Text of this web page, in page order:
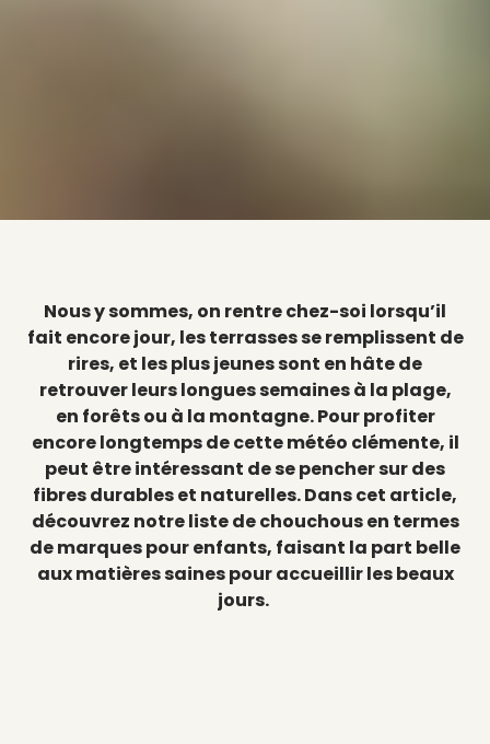
Nous y sommes, on rentre chez-soi lorsqu’il
fait encore jour, les terrasses se remplissent de
rires, et les plus jeunes sont en hâte de
retrouver leurs longues semaines à la plage,
en forêts ou à la montagne. Pour profiter
encore longtemps de cette météo clémente, il
peut être intéressant de se pencher sur des
fibres durables et naturelles. Dans cet article,
découvrez notre liste de chouchous en termes
de marques pour enfants, faisant la part belle
aux matières saines pour accueillir les beaux
jours.